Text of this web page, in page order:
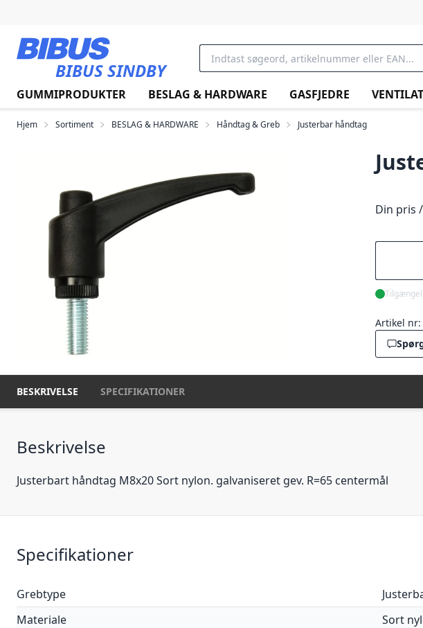
BIBUS SINDBY
GUMMIPRODUKTER BESLAG & HARDWARE GASFJEDRE
Hjem Sortiment BESLAG & HARDWARE Håndtag & Greb Justerbar håndtag
Din pris
Artikel nr:
BESKRIVELSE SPECIFIKATIONER
Beskrivelse
Justerbart håndtag M8x20 Sort nylon. galvaniseret gev. R=65 centermål
Specifikationer
Grebtype
Materiale
Sort